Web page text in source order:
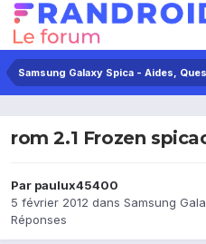
Samsung Galaxy Spica - Aides,
rom 2.1 Frozen
Par paulux45400
5 février 2012 dans Samsung
Réponses